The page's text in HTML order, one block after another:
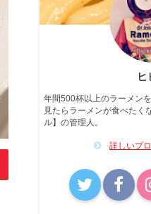
年間500杯以上のラーメン
見たらラーメンが食べたく
ル】の管理人。
詳しいプ